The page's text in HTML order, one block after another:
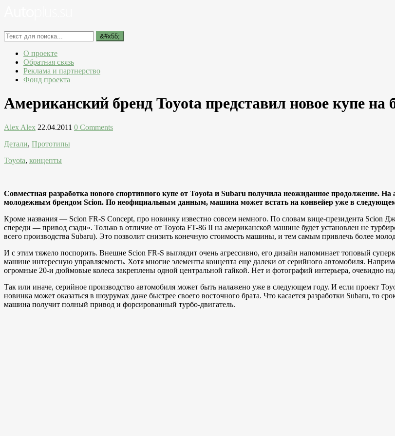
О проекте
Обратная связь
Реклама и партнерство
Фонд проекта
Американский бренд Toyota представил новое купе на
Alex Alex 22.04.2011 0 Comments
Детали, Прототипы
Toyota, концепты
Совместная разработка нового спортивного купе от Toyota и Subaru получила неожиданное продолжение.
молодежным брендом Scion. По неофициальным данным, машина может встать на конвейер уже в
Кроме названия — Scion FR-S Concept, про новинку известно совсем немного. По словам вице-президента Scion
спереди — привод сзади». Только в отличие от Toyota FT-86 II на американской машине будет установлен не
всего производства Subaru). Это позволит снизить конечную стоимость машины, и тем самым привлечь более
И с этим тяжело поспорить. Внешне Scion FR-S выглядит очень агрессивно, его дизайн напоминает топовый
машине интересную управляемость. Хотя многие элементы концепта еще далеки от серийного автомобиля.
огромные 20-и дюймовые колеса закреплены одной центральной гайкой. Нет и фотографий интерьера, очевидно
Так или иначе, серийное производство автомобиля может быть налажено уже в следующем году. И если проект
новинка может оказаться в шоурумах даже быстрее своего восточного брата. Что касается разработки Subaru, то
машина получит полный привод и форсированный турбо-двигатель.